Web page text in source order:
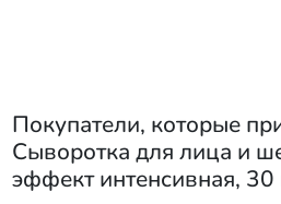
Покупатели, которые
Сыворотка для лица и
эффект интенсивная, 30